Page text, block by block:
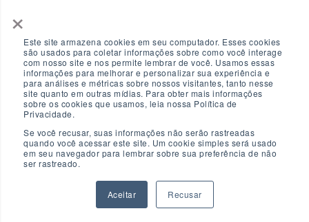
×
Este site armazena cookies em seu computador. Esses cookies
são usados para coletar informações sobre como você interage
com nosso site e nos permite lembrar de você. Usamos essas
informações para melhorar e personalizar sua experiência e
para análises e métricas sobre nossos visitantes, tanto nesse
site quanto em outras mídias. Para obter mais informações
sobre os cookies que usamos, leia nossa Política de
Privacidade.
Se você recusar, suas informações não serão rastreadas
quando você acessar este site. Um cookie simples será usado
em seu navegador para lembrar sobre sua preferência de não
ser rastreado.
Aceitar Recusar